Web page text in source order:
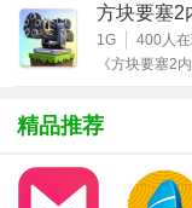
击，能更高效地击
4. 队伍配置：根据
5. 剧情引导：紧跟
【潮汐守望者手
方块要塞2
1G 400人
《方块要塞2
精品推荐